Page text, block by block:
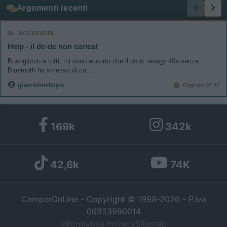
Argomenti recenti
ACCESSORI
Help - il dc-dc non carica!
Buongiorno a tutti, mi sono accorto che il dcdc renogy 40a senza
Bluetooth ha smesso di ca...
gianninotopo Oggi alle 07:37
169k 342k
42,6k 74K
CamperOnLine - Copyright © 1998-2026 - P.Iva
06953990014
Informativa Privacy Sitemap